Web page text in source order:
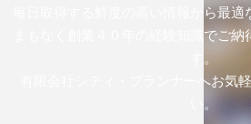
毎日取得する鮮度の高い情報から最適
まもなく創業４０年の経験知識でご
す。
有限会社シティ・プランナーへお気
い。